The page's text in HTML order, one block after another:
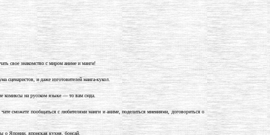
свое знакомство с миром аниме и манги!
сценаристов, и даже изготовителей манга-кукол.
комиксы на русском языке — то вам сюда.
сможете пообщаться с любителями манги и аниме, поделиться мнениями, договориться о
о Японии, японская кухня, бонсай.